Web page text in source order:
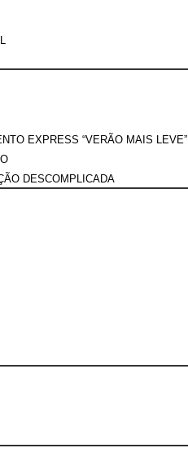
EXPRESS “VERÃO MAIS LEVE”
DESCOMPLICADA